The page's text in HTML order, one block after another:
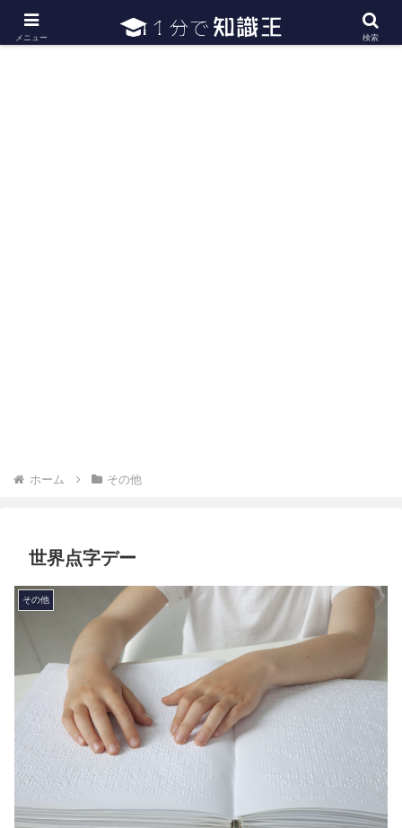
日常で必要な常識・知識や雑学・豆知識を幅広く紹介
ホーム その他
世界点字デー
その他
メニュー 検索